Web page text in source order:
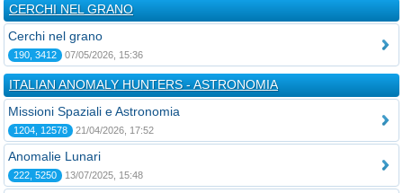
CERCHI NEL GRANO
Cerchi nel grano
190, 3412 07/05/2026, 15:36
ITALIAN ANOMALY HUNTERS - ASTRONOMIA
Missioni Spaziali e Astronomia
1204, 12578 21/04/2026, 17:52
Anomalie Lunari
222, 5250 13/07/2025, 15:48